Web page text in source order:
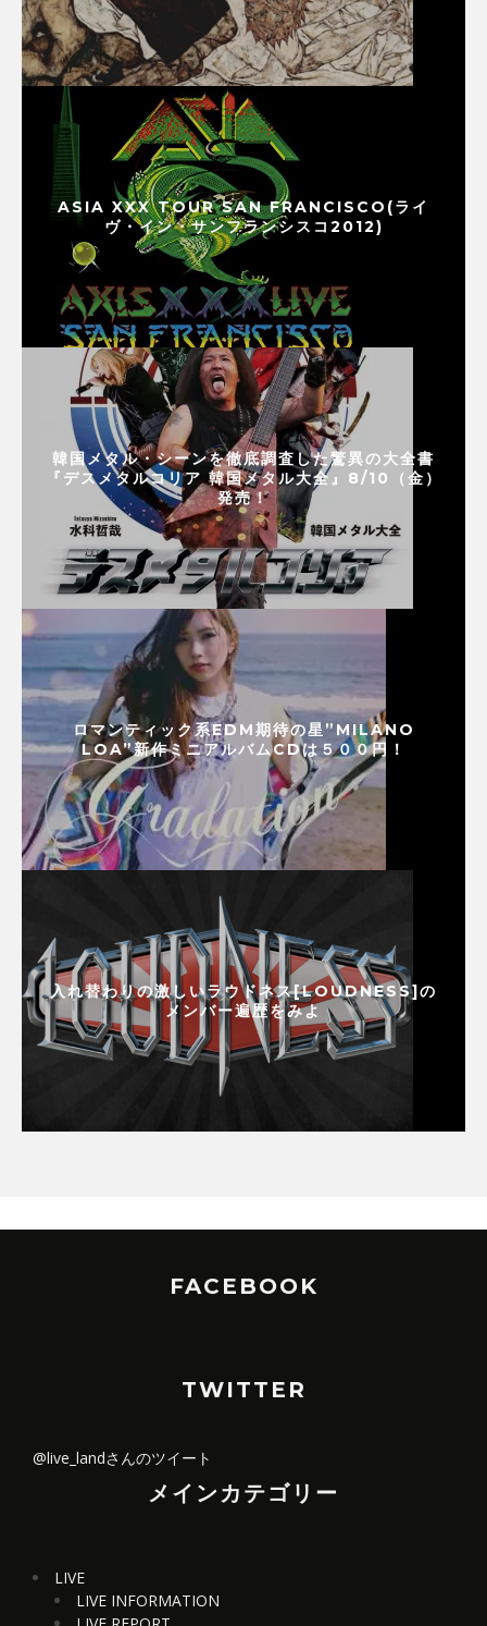
ASIA XXX TOUR SAN FRANCISCO(ライ
ヴ・イン・サンフランシスコ2012)
韓国メタル・シーンを徹底調査した驚異の大全書
『デスメタルコリア 韓国メタル大全』8/10（金）
発売！
ロマンティック系EDM期待の星”MILANO
LOA”新作ミニアルバムCDは５００円！
入れ替わりの激しいラウドネス[LOUDNESS]の
メンバー遍歴をみよ
FACEBOOK
TWITTER
@live_landさんのツイート
メインカテゴリー
LIVE
LIVE INFORMATION